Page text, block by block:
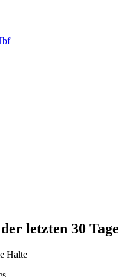
letzten 30 Tage
Halte